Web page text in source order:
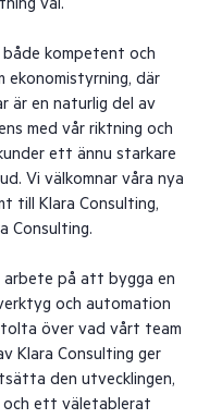
väl.
kompetent och
ekonomistyrning, där
är en naturlig del av
med vår riktning och
ett ännu starkare
Vi välkomnar våra nya
till Klara Consulting,
Consulting.
på att bygga en
och automation
över vad vårt team
Klara Consulting ger
den utvecklingen,
och ett väletablerat